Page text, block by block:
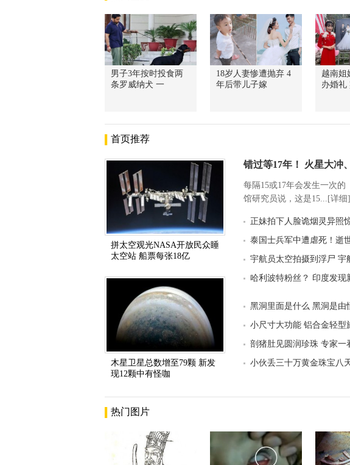
男子3年按时投食两
条罗威纳犬 一
18岁人妻惨遭抛弃 4
年后带儿子嫁
越南姐
办婚礼
首页推荐
拼太空观光NASA开放民众睡
太空站 船票每张18亿
木星卫星总数增至79颗 新发
现12颗中有怪咖
错过等17年！ 火星大冲
每隔15或17年会发生一次
馆研究员说，这是15...[详细]
正妹拍下人脸诡烟灵异照
泰国士兵军中遭虐死！逝
宇航员太空拍摄到浮尸 宇
哈利波特粉丝？ 印度发现
黑洞里面是什么 黑洞是由
小尺寸大功能 铝合金轻型
剖猪肚见圆润珍珠 专家一
小伙丢三十万黄金珠宝八
热门图片